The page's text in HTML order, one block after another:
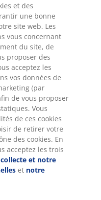
et des
une bonne
site web. Les
vous concernant
du site, de
proposer des
acceptez les
vos données de
(par
de vous proposer
Vous
de ces cookies
de retirer votre
des cookies. En
acceptez les trois
et notre
et notre